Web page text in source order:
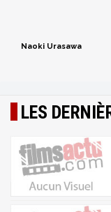
Naoki Urasawa
LES